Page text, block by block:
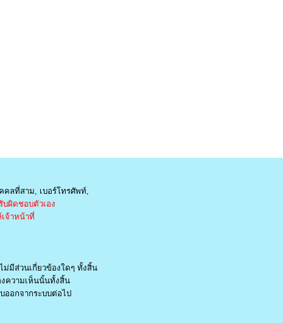
คลที่สาม, เบอร์โทรศัพท์,
ผิดชอบตัวเอง
จ้าหน้าที่
ม่มีส่วนเกี่ยวข้องใดๆ ทั้งสิ้น
ความเห็นนั้นทั้งสิ้น
ออกจากระบบต่อไป